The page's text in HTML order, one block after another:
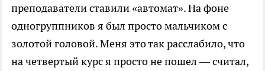
преподаватели ставили «автомат». На фоне
одногруппников я был просто мальчиком с
золотой головой. Меня это так расслабило, что
на четвертый курс я просто не пошел — считал,